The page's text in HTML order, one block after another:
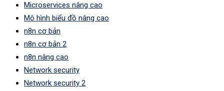
Microservices nâng cao
Mô hình biểu đồ nâng cao
n8n cơ bản
n8n cơ bản 2
n8n nâng cao
Network security
Network security 2